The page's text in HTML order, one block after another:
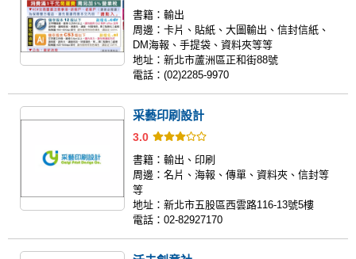
書籍： 輸出
周邊： 卡片、貼紙、大圖輸出、信封信紙、
DM海報、手提袋、資料夾等等
地址： 新北市蘆洲區正和街88號
電話： (02)2285-9970
采藝印刷設計
3.0
書籍： 輸出、印刷
周邊： 名片、海報、傳單、資料夾、信封等
等
地址： 新北市五股區西雲路116-13號5樓
電話： 02-82927170